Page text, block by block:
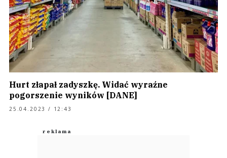
Hurt złapał zadyszkę. Widać wyraźne
pogorszenie wyników [DANE]
25.04.2023 / 12:43